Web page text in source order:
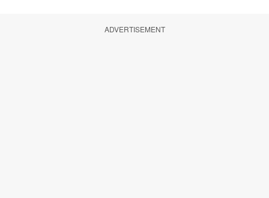
ADVERTISEMENT